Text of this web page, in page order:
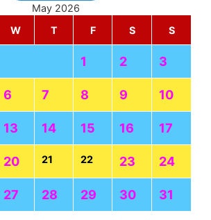
May 2026
W T F S S
1 2 3
6 7 8 9 10
13 14 15 16 17
20 21 22 23 24
27 28 29 30 31